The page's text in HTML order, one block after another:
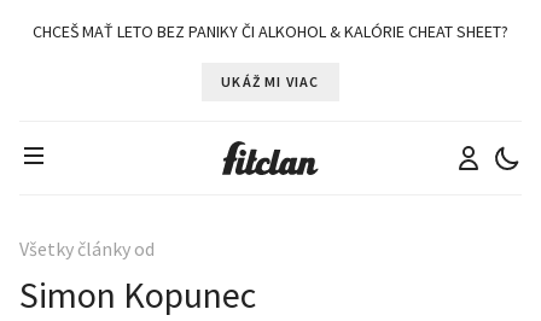
CHCEŠ MAŤ LETO BEZ PANIKY ČI ALKOHOL & KALÓRIE CHEAT SHEET?
UKÁŽ MI VIAC
Všetky články od
Simon Kopunec